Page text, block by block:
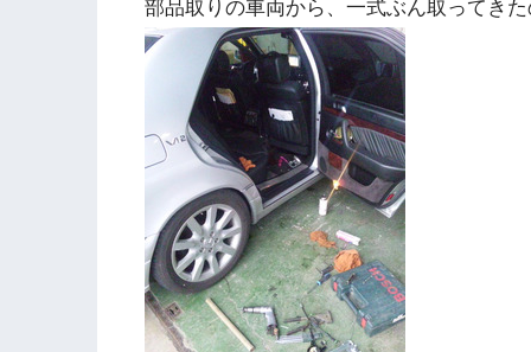
部品取りの車両から、一式ぶん取ってき